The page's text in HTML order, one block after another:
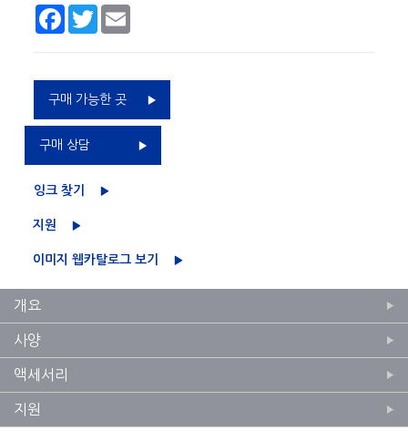
Facebook
Twitter
구매 가능한 곳
구매 상담
잉크 찾기
지원
이미지 웹카탈로그 보기
개요
사양
액세서리
지원